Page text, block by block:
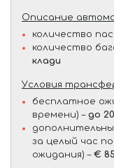
Описание
количество
количество
клади
Условия
бесплатное
времени) – до
за целый час
ожидания) – €